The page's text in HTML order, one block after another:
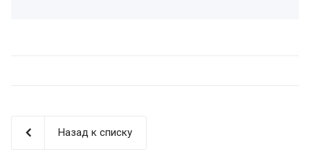
Назад к списку